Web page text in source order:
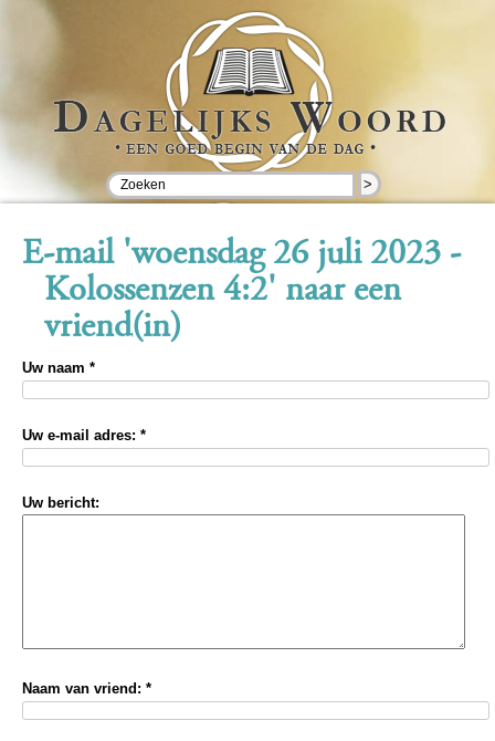
>
E-mail 'woensdag 26 juli 2023 -
Kolossenzen 4:2' naar een
vriend(in)
Uw naam *
Uw e-mail adres: *
Uw bericht:
Naam van vriend: *